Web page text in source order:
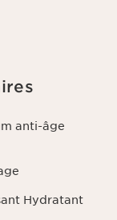
anti-âge
Hydratant